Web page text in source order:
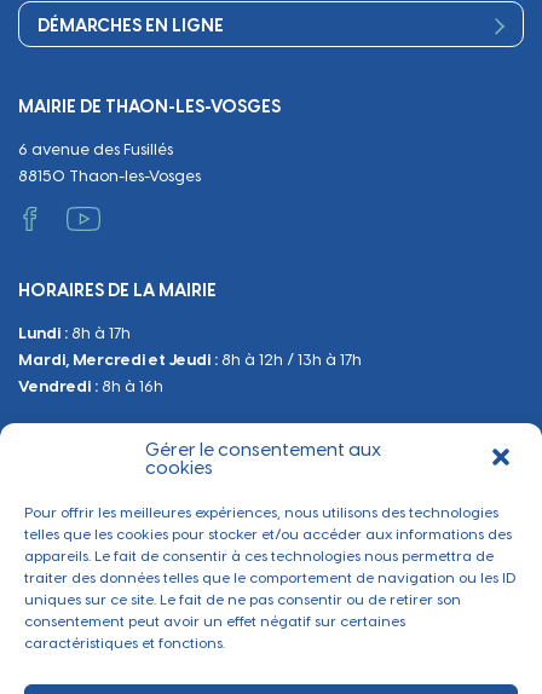
Gérer le consentement aux
cookies
Pour offrir les meilleures expériences, nous utilisons des technologies
telles que les cookies pour stocker et/ou accéder aux informations des
appareils. Le fait de consentir à ces technologies nous permettra de
traiter des données telles que le comportement de navigation ou les ID
uniques sur ce site. Le fait de ne pas consentir ou de retirer son
consentement peut avoir un effet négatif sur certaines
caractéristiques et fonctions.
Séniors, social, santé
Circuler
Emploi
Associations
Equipements
Commerces et artisanat
Urbanisme
Tranquillité et sécurité
DÉMARCHES EN LIGNE
Décès
Papiers et citoyenneté
Administratif et technique
Manifestations
Urbanisme
Sanitaire et Sécurité
MAIRIE DE THAON-LES-VOSGES
6 avenue des Fusillés
88150 Thaon-les-Vosges
HORAIRES DE LA MAIRIE
Lundi : 8h à 17h
Mardi, Mercredi et Jeudi : 8h à 12h / 13h à 17h
Vendredi : 8h à 16h
BESOIN D'INFORMATIONS
Contactez-nous